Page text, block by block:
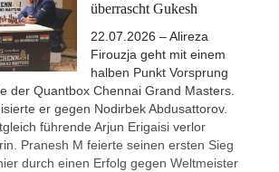
überrascht Gukesh
22.07.2026 – Alireza
Firouzja geht mit einem
halben Punkt Vorsprung
der Quantbox Chennai Grand Masters.
er gegen Nodirbek Abdusattorov.
führende Arjun Erigaisi verlor
Pranesh M feierte seinen ersten Sieg
durch einen Erfolg gegen Weltmeister